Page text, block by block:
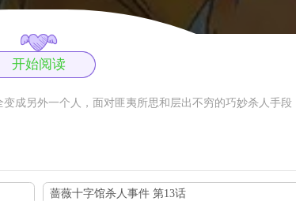
开始阅读
成另外一个人，面对匪夷所思和层出不穷的巧妙杀人手
蔷薇十字馆杀人事件 第13话